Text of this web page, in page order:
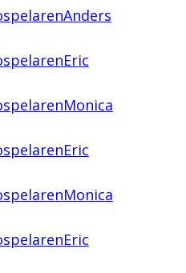
Anders
Eric
Monica
Eric
Monica
Eric